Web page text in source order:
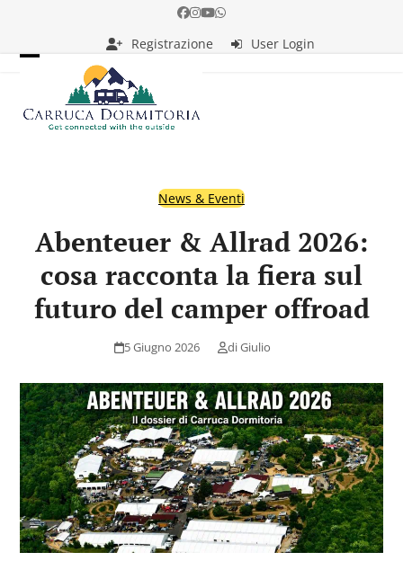
Facebook
Instagram
YouTube
Whatsapp
Registrazione
User Login
mobile
menu
mobile
menu
News & Eventi
Abenteuer & Allrad 2026:
cosa racconta la fiera sul
futuro del camper offroad
5 Giugno 2026 diGiulio